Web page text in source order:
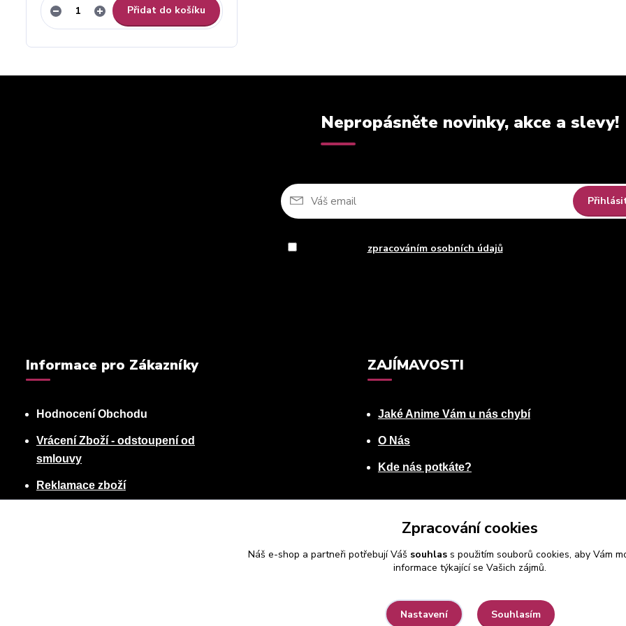
Přidat do košíku
Nepropásněte novinky, akce a slevy!
zpracováním osobních údajůza účelem rozesílky
Informace pro Zákazníky
Hodnocení Obchodu
Vrácení Zboží - odstoupení od
smlouvy
Reklamace zboží
ZAJÍMAVOSTI
Jaké Anime Vám u nás chybí
O Nás
Kde nás potkáte?
Zpracování cookies
Náš e-shop a partneři potřebují Váš souhlass použitím souborů cookies, aby Vám
informace týkající se Vašich zájmů.
Nastavení Souhlasím